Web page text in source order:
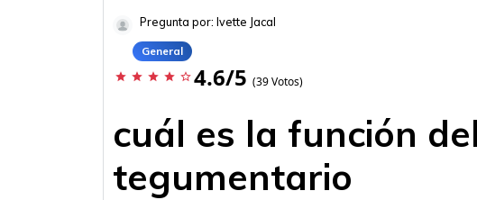
Pregunta por: Ivette Jacal
General
star star star star star_border 4.6/5 (39 Votos)
cuál es la función
tegumentario